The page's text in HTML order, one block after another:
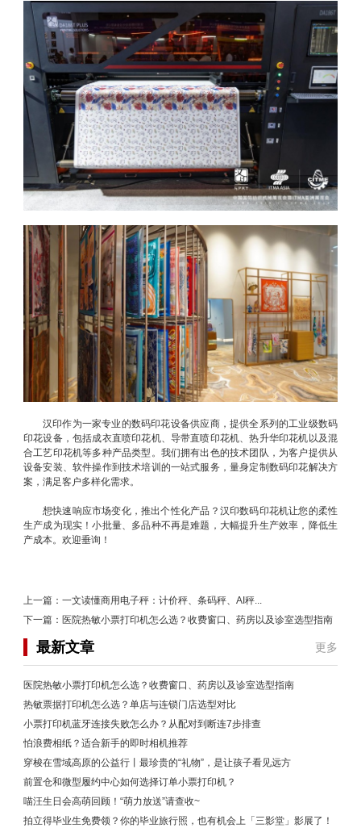
汉印作为一家专业的数码印花设备供应商，提供全系列的工业级数码
印花设备，包括成衣直喷印花机、导带直喷印花机、热升华印花机以及混
合工艺印花机等多种产品类型。我们拥有出色的技术团队，为客户提供从
设备安装、软件操作到技术培训的一站式服务，量身定制数码印花解决方
案，满足客户多样化需求。
想快速响应市场变化，推出个性化产品？汉印数码印花机让您的柔性
生产成为现实！小批量、多品种不再是难题，大幅提升生产效率，降低生
产成本。欢迎垂询！
上一篇： 一文读懂商用电子秤：计价秤、条码秤、AI秤...
下一篇： 医院热敏小票打印机怎么选？收费窗口、药房以及诊室选型指南
最新文章 更多
医院热敏小票打印机怎么选？收费窗口、药房以及诊室选型指南
热敏票据打印机怎么选？单店与连锁门店选型对比
小票打印机蓝牙连接失败怎么办？从配对到断连7步排查
怕浪费相纸？适合新手的即时相机推荐
穿梭在雪域高原的公益行丨最珍贵的“礼物”，是让孩子看见远方
前置仓和微型履约中心如何选择订单小票打印机？
喵汪生日会高萌回顾！“萌力放送”请查收~
拍立得毕业生免费领？你的毕业旅行照，也有机会上「三影堂」影展了！